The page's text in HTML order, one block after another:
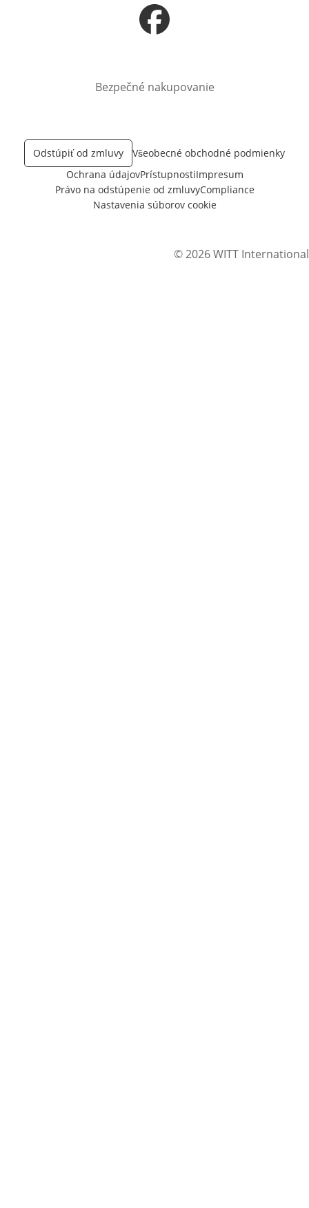
Otvorí sa vnovom okne
Bezpečné nakupovanie
Odstúpiť od zmluvy
Všeobecné obchodné podmienky
Ochrana údajovPrístupnostiImpresum
Právo na odstúpenie od zmluvyCompliance
Nastavenia súborov cookie
© 2026 WITT International